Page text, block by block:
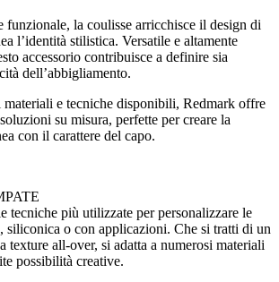
funzionale, la coulisse arricchisce il design di
l’identità stilistica. Versatile e altamente
accessorio contribuisce a definire sia
dell’abbigliamento.
materiali e tecniche disponibili, Redmark offre
su misura, perfette per creare la
con il carattere del capo.
tecniche più utilizzate per personalizzare le
siliconica o con applicazioni. Che si tratti di un
texture all-over, si adatta a numerosi materiali
possibilità creative.